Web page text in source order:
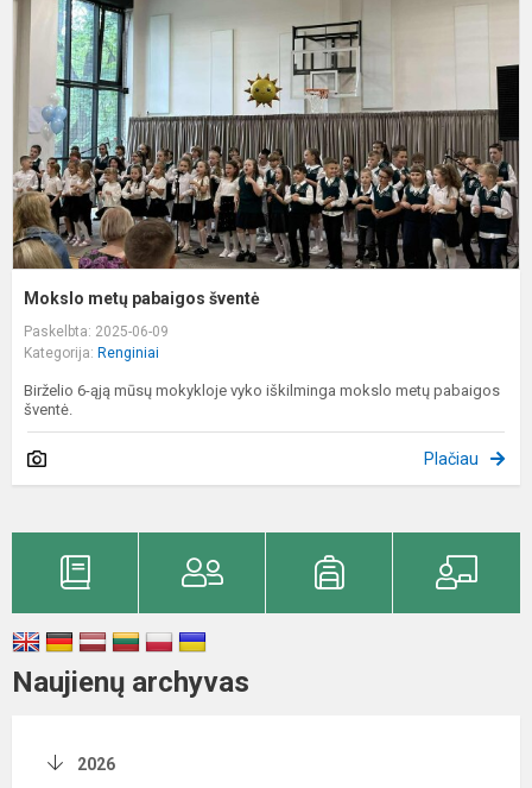
Mokslo metų pabaigos šventė
Paskelbta: 2025-06-09
Kategorija: Renginiai
Birželio 6-ąją mūsų mokykloje vyko iškilminga mokslo metų pabaigos
šventė.
Plačiau
Naujienų archyvas
2026